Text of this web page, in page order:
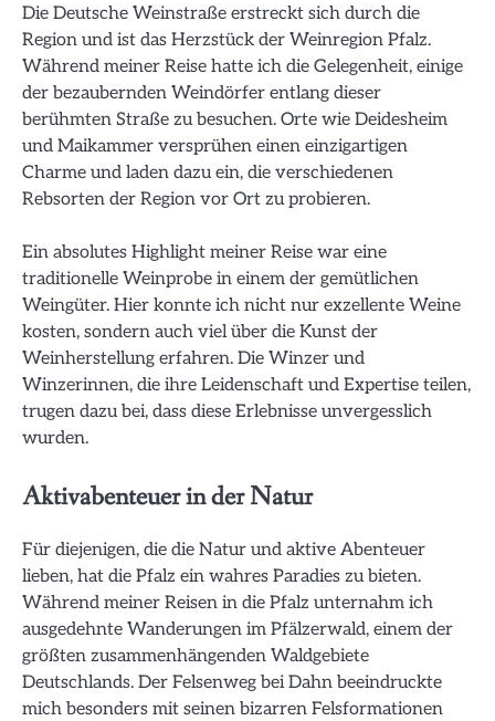
Die Deutsche Weinstraße erstreckt sich durch die
Region und ist das Herzstück der Weinregion Pfalz.
Während meiner Reise hatte ich die Gelegenheit, einige
der bezaubernden Weindörfer entlang dieser
berühmten Straße zu besuchen. Orte wie Deidesheim
und Maikammer versprühen einen einzigartigen
Charme und laden dazu ein, die verschiedenen
Rebsorten der Region vor Ort zu probieren.
Ein absolutes Highlight meiner Reise war eine
traditionelle Weinprobe in einem der gemütlichen
Weingüter. Hier konnte ich nicht nur exzellente Weine
kosten, sondern auch viel über die Kunst der
Weinherstellung erfahren. Die Winzer und
Winzerinnen, die ihre Leidenschaft und Expertise teilen,
trugen dazu bei, dass diese Erlebnisse unvergesslich
wurden.
Aktivabenteuer in der Natur
Für diejenigen, die die Natur und aktive Abenteuer
lieben, hat die Pfalz ein wahres Paradies zu bieten.
Während meiner Reisen in die Pfalz unternahm ich
ausgedehnte Wanderungen im Pfälzerwald, einem der
größten zusammenhängenden Waldgebiete
Deutschlands. Der Felsenweg bei Dahn beeindruckte
mich besonders mit seinen bizarren Felsformationen